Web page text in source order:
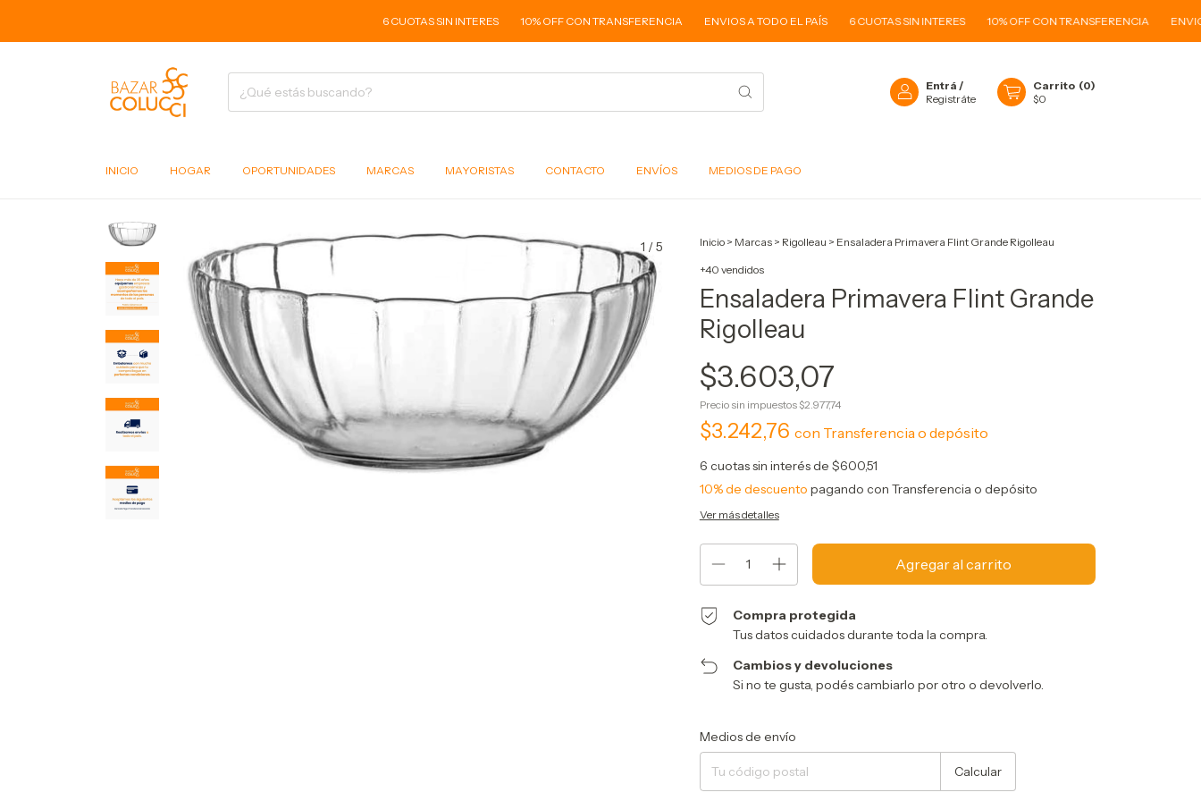
6 CUOTAS SIN INTERES 10% OFF CON TRANSFERENCIA ENVIOS A TODO EL PAÍS 6 CUOTAS SIN INTERES 10% OFF CON TRANSFERENCIA ENVIOS A
Entrá /
Registráte
Carrito (0)
$0
INICIO HOGAR OPORTUNIDADES MARCAS MAYORISTAS CONTACTO ENVÍOS MEDIOS DE PAGO
1 /5 Inicio > Marcas > Rigolleau > Ensaladera Primavera Flint Grande Rigolleau
+40 vendidos
Ensaladera Primavera Flint Grande
Rigolleau
$3.603,07
Precio sin impuestos $2.977,74
$3.242,76 con Transferencia o depósito
6 cuotas sin interés de $600,51
10% de descuento pagando con Transferencia o depósito
Ver más detalles
Compra protegida
Tus datos cuidados durante toda la compra.
Cambios y devoluciones
Si no te gusta, podés cambiarlo por otro o devolverlo.
Entregas para el CP:
Medios de envío
Calcular